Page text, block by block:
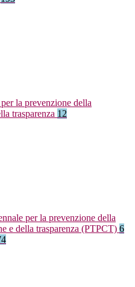
la prevenzione della
trasparenza 12
per la prevenzione della
e della trasparenza (PTPCT) 6